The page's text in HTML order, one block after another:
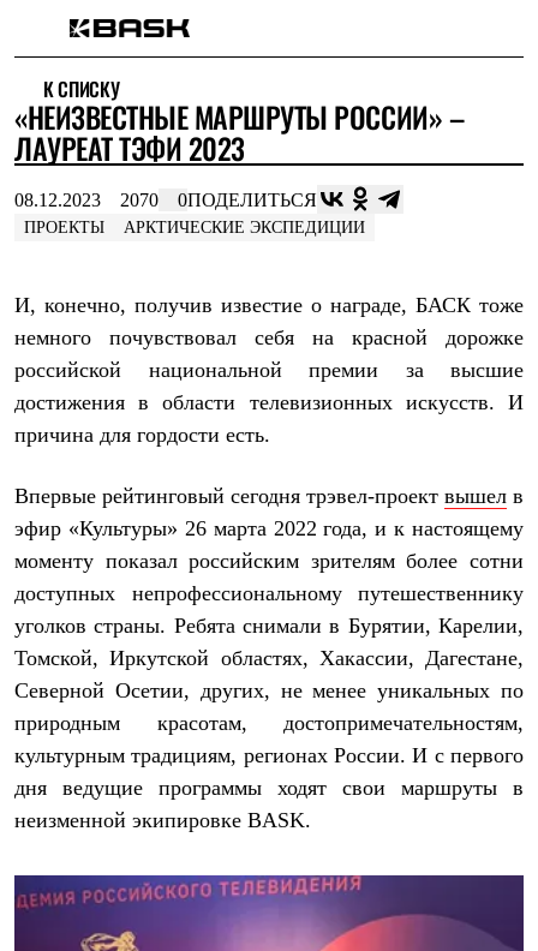
Интернет-магазин
Мужская одежда
Утепленная пухом
Куртки
Жилеты
Комбинезоны
Брюки
Штормовая одежда
Куртки
Брюки
Софтшелл одежда
Куртки
Брюки
Брюки
Жилеты
Термобелье
Теплое термобелье
Среднее термобелье
Лёгкая одежда
Футболки
Рубашки
Толстовки
Брюки
Шорты
Утепленная пухом
Куртки
Утепленная синтетикой
Куртки
К СПИСКУ
«НЕИЗВЕСТНЫЕ МАРШРУТЫ РОССИИ» –
ЛАУРЕАТ ТЭФИ 2023
08.12.2023 2070 0ПОДЕЛИТЬСЯ
ПРОЕКТЫ АРКТИЧЕСКИЕ ЭКСПЕДИЦИИ
И, конечно, получив известие о награде, БАСК тоже
немного почувствовал себя на красной дорожке
российской национальной премии за высшие
достижения в области телевизионных искусств. И
причина для гордости есть.
Впервые рейтинговый сегодня трэвел-проект вышел в
эфир «Культуры» 26 марта 2022 года, и к настоящему
моменту показал российским зрителям более сотни
доступных непрофессиональному путешественнику
уголков страны. Ребята снимали в Бурятии, Карелии,
Томской, Иркутской областях, Хакассии, Дагестане,
Северной Осетии, других, не менее уникальных по
природным красотам, достопримечательностям,
культурным традициям, регионах России. И с первого
дня ведущие программы ходят свои маршруты в
неизменной экипировке BASK.